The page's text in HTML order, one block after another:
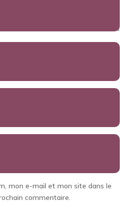
mon e-mail et mon site dans le
commentaire.